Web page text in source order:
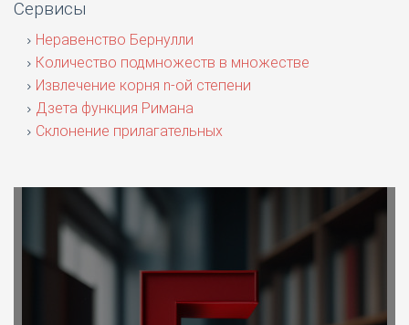
Сервисы
Неравенство Бернулли
Количество подмножеств в множестве
Извлечение корня n-ой степени
Дзета функция Римана
Склонение прилагательных